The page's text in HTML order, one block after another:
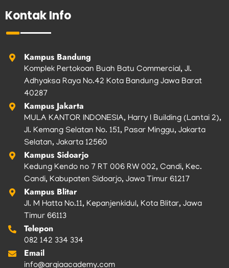
o
o
k
a
g
a
e
Kontak Info
Kampus Bandung
Komplek Pertokoan Buah Batu Commercial, Jl.
Adhyaksa Raya No.42 Kota Bandung Jawa Barat
40287
Kampus Jakarta
MULA KANTOR INDONESIA, Harry I Building (Lantai 2),
Jl. Kemang Selatan No. 151, Pasar Minggu, Jakarta
Selatan, Jakarta 12560
Kampus Sidoarjo
Kedung Kendo no 7 RT 006 RW 002, Candi, Kec.
Candi, Kabupaten Sidoarjo, Jawa Timur 61217
Kampus Blitar
Jl. M Hatta No.11, Kepanjenkidul, Kota Blitar, Jawa
Timur 66113
Telepon
082 142 334 334
Email
info@argiaacademy.com